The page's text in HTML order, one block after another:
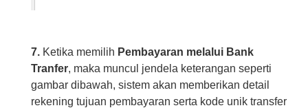
7. Ketika memilih Pembayaran melalui Bank
Tranfer, maka muncul jendela keterangan seperti
gambar dibawah, sistem akan memberikan detail
rekening tujuan pembayaran serta kode unik transfer